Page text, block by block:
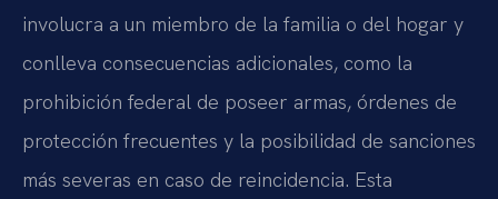
involucra a un miembro de la familia o del hogar y
conlleva consecuencias adicionales, como la
prohibición federal de poseer armas, órdenes de
protección frecuentes y la posibilidad de sanciones
más severas en caso de reincidencia. Esta